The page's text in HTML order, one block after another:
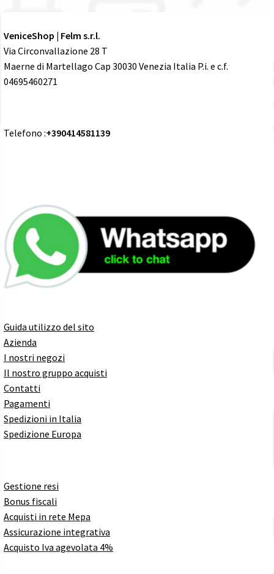
VeniceShop | Felm s.r.l.
Via Circonvallazione 28 T
Maerne di Martellago Cap 30030 Venezia Italia P.i. e c.f.
04695460271
Telefono :+390414581139
Guida utilizzo del sito
Azienda
I nostri negozi
Il nostro gruppo acquisti
Contatti
Pagamenti
Spedizioni in Italia
Spedizione Europa
Gestione resi
Bonus fiscali
Acquisti in rete Mepa
Assicurazione integrativa
Acquisto Iva agevolata 4%